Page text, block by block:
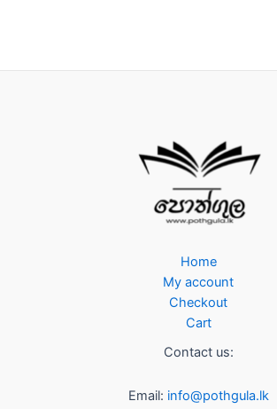
Home
My account
Checkout
Cart
Contact us:
Email: info@pothgula.lk